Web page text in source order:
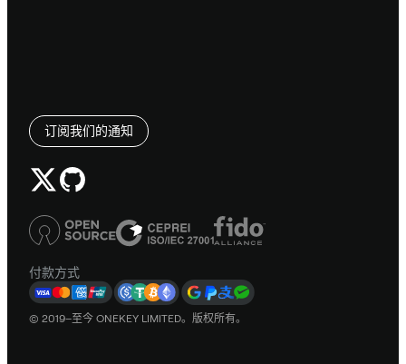
订阅我们的通知
付款方式
© 2019–至今 ONEKEY LIMITED。版权所有。